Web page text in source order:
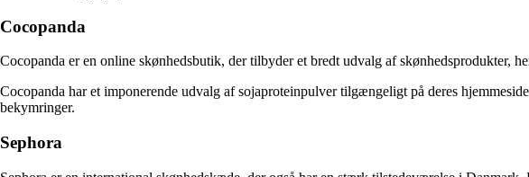
Cocopanda
Cocopanda er en online skønhedsbutik, der tilbyder et bredt udvalg af skønhedsprodukter,
Cocopanda har et imponerende udvalg af sojaproteinpulver tilgængeligt på deres
bekymringer.
Sephora